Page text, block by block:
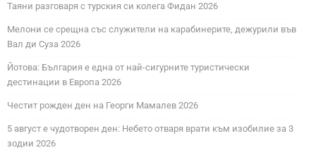
Таяни разговаря с турския си колега Фидан 2026
Мелони се срещна със служители на карабинерите, дежурили във
Вал ди Суза 2026
Йотова: България е една от най-сигурните туристически
дестинации в Европа 2026
Честит рожден ден на Георги Мамалев 2026
5 август е чудотворен ден: Небето отваря врати към изобилие за 3
зодии 2026